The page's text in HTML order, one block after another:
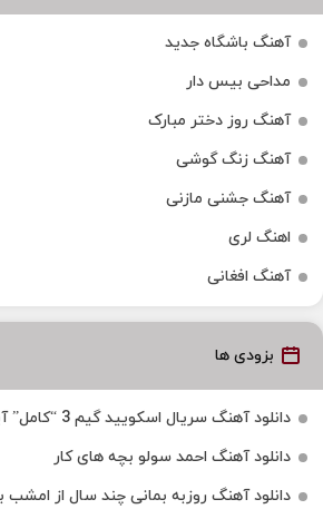
آهنگ باشگاه جدید
مداحی بیس دار
آهنگ روز دختر مبارک
آهنگ زنگ گوشی
آهنگ جشنی مازنی
اهنگ لری
آهنگ افغانی
بزودی ها
دانلود آهنگ سریال اسکویید گیم 3 “کامل” آپدیت 2025
دانلود آهنگ احمد سولو بچه های کار
دانلود آهنگ روزبه بمانی چند سال از امشب